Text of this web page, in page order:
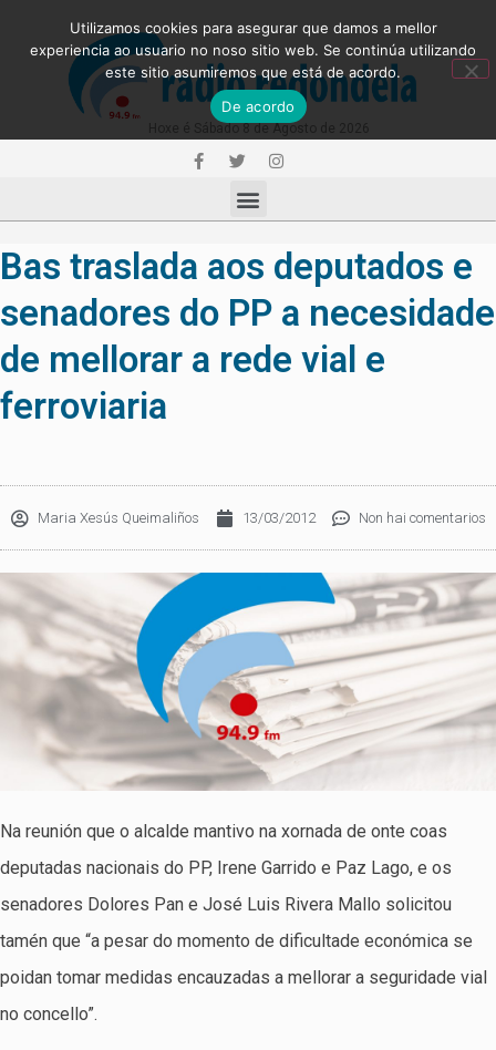
Bas traslada aos deputados e
senadores do PP a necesidade
de mellorar a rede vial e
ferroviaria
Maria Xesús Queimaliños 13/03/2012 Non hai comentarios
Na reunión que o alcalde mantivo na xornada de onte coas
deputadas nacionais do PP, Irene Garrido e Paz Lago, e os
senadores Dolores Pan e José Luis Rivera Mallo solicitou
tamén que “a pesar do momento de dificultade económica se
poidan tomar medidas encauzadas a mellorar a seguridade vial
no concello”.
Utilizamos cookies para asegurar que damos a mellor
experiencia ao usuario no noso sitio web. Se continúa utilizando
este sitio asumiremos que está de acordo.
De acordo